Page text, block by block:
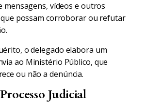
mensagens, vídeos e outros
possam corroborar ou refutar
o delegado elabora um
ao Ministério Público, que
ou não a denúncia.
Judicial